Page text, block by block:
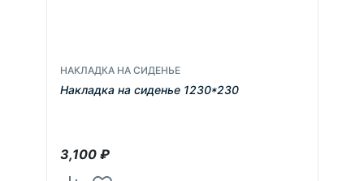
НАКЛАДКА НА СИДЕНЬЕ
Накладка на сиденье 1230*230
3,100₽